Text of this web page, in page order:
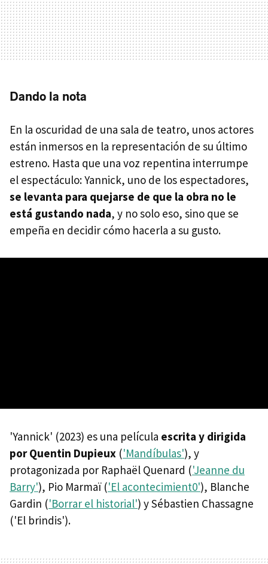
Dando la nota
En la oscuridad de una sala de teatro, unos actores
están inmersos en la representación de su último
estreno. Hasta que una voz repentina interrumpe
el espectáculo: Yannick, uno de los espectadores,
se levanta para quejarse de que la obra no le
está gustando nada, y no solo eso, sino que se
empeña en decidir cómo hacerla a su gusto.
'Yannick' (2023) es una película escrita y dirigida
por Quentin Dupieux ('Mandíbulas'), y
protagonizada por Raphaël Quenard ('Jeanne du
Barry'), Pio Marmaï ('El acontecimient0'), Blanche
Gardin ('Borrar el historial') y Sébastien Chassagne
('El brindis').